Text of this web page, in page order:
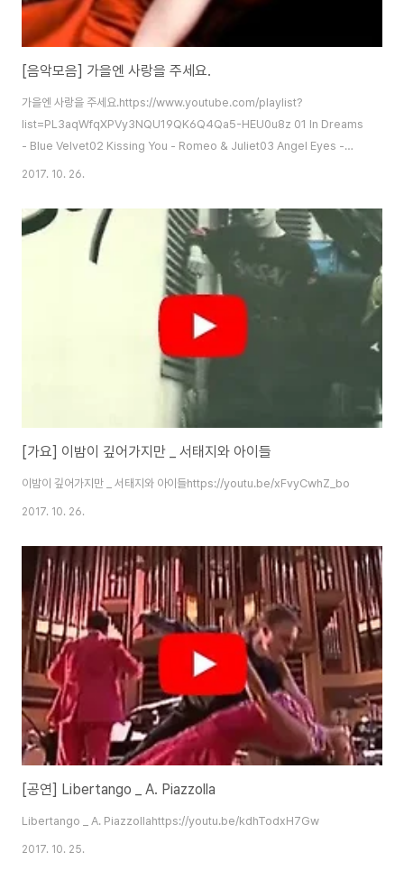
[음악모음] 가을엔 사랑을 주세요.
가을엔 사랑을 주세요.https://www.youtube.com/playlist?
list=PL3aqWfqXPVy3NQU19QK6Q4Qa5-HEU0u8z 01 In Dreams
- Blue Velvet02 Kissing You - Romeo & Juliet03 Angel Eyes -
Leaving Las Vegas04 Shape Of My Heart - Sting05 My One And
Winter Story - Love Letter08 Love Theme - While You Were
Sleeping09 Come What May - Moulin Rouge
2017. 10. 26.
[가요] 이밤이 깊어가지만 _ 서태지와 아이들
이밤이 깊어가지만 _ 서태지와 아이들https://youtu.be/xFvyCwhZ_bo
2017. 10. 26.
[공연] Libertango _ A. Piazzolla
Libertango _ A. Piazzollahttps://youtu.be/kdhTodxH7Gw
2017. 10. 25.